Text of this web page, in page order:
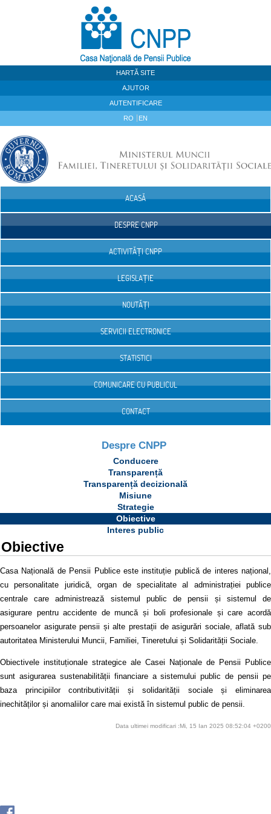
HARTĂ SITE
AJUTOR
AUTENTIFICARE
RO EN
ACASĂ
DESPRE CNPP
ACTIVITĂȚI CNPP
LEGISLAȚIE
NOUTĂȚI
SERVICII ELECTRONICE
STATISTICI
COMUNICARE CU PUBLICUL
CONTACT
Despre CNPP
Conducere
Transparență
Transparență decizională
Misiune
Strategie
Obiective
Interes public
Obiective
Casa Națională de Pensii Publice este instituție publică de interes național,
cu personalitate juridică, organ de specialitate al administrației publice
centrale care administrează sistemul public de pensii și sistemul de
asigurare pentru accidente de muncă și boli profesionale și care acordă
persoanelor asigurate pensii și alte prestații de asigurări sociale, aflată sub
autoritatea Ministerului Muncii, Familiei, Tineretului și Solidarității Sociale.
Obiectivele instituționale strategice ale Casei Naționale de Pensii Publice
sunt asigurarea sustenabilității financiare a sistemului public de pensii pe
baza principiilor contributivității și solidarității sociale și eliminarea
inechităților și anomaliilor care mai există în sistemul public de pensii.
Data ultimei modificari :Mi, 15 Ian 2025 08:52:04 +0200